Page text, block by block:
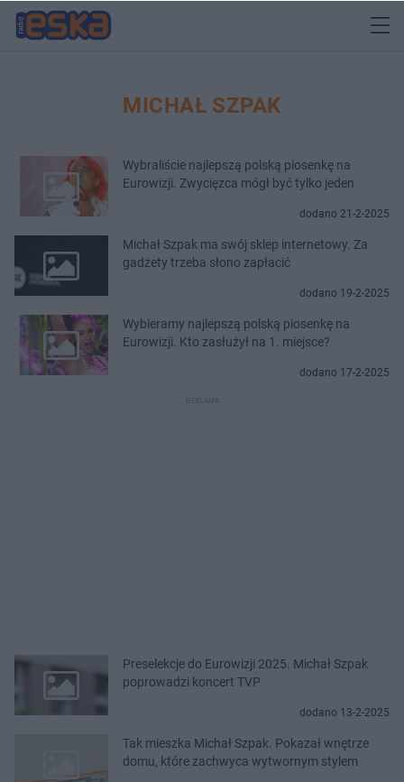
MICHAŁ SZPAK
Wybraliście najlepszą polską piosenkę na
Eurowizji. Zwycięzca mógł być tylko jeden
dodano 21-2-2025
Michał Szpak ma swój sklep internetowy. Za
gadżety trzeba słono zapłacić
dodano 19-2-2025
Wybieramy najlepszą polską piosenkę na
Eurowizji. Kto zasłużył na 1. miejsce?
dodano 17-2-2025
Preselekcje do Eurowizji 2025. Michał Szpak
poprowadzi koncert TVP
dodano 13-2-2025
Tak mieszka Michał Szpak. Pokazał wnętrze
domu, które zachwyca wytwornym stylem